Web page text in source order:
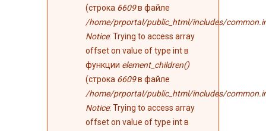
(строка 6609в файле
/home/prportal/public_html/includes/
Notice: Trying to access array
offset on value of type int в
функции element_children()
(строка 6609в файле
/home/prportal/public_html/includes/
Notice: Trying to access array
offset on value of type int в